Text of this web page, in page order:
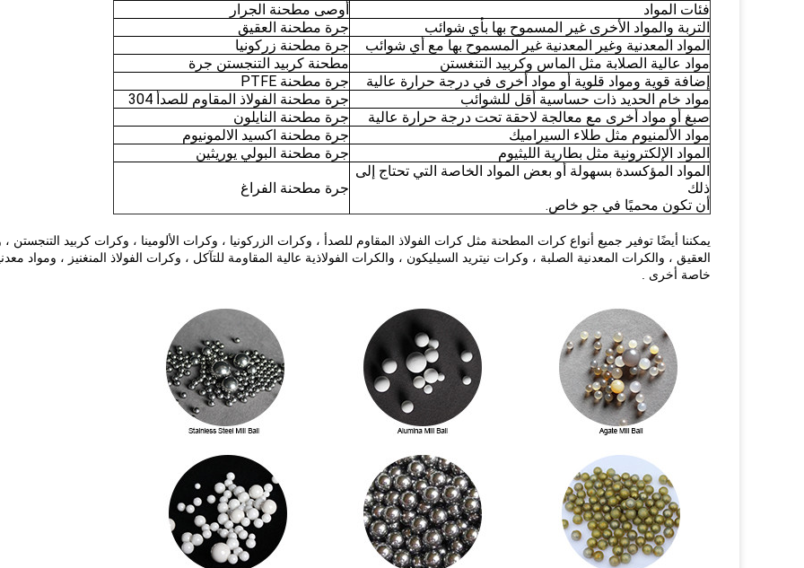
فئات المواد
أوصى مطحنة الجرار
التربة والمواد الأخرى غير المسموح بها بأي شوائب
جرة مطحنة العقيق
المواد المعدنية وغير المعدنية غير المسموح بها مع أي شوائب
جرة مطحنة زركونيا
مواد عالية الصلابة مثل الماس وكربيد التنغستن
مطحنة كربيد التنجستن جرة
إضافة قوية ومواد قلوية أو مواد أخرى في درجة حرارة عالية
جرة مطحنة PTFE
مواد خام الحديد ذات حساسية أقل للشوائب
جرة مطحنة الفولاذ المقاوم للصدأ 304
صبغ أو مواد أخرى مع معالجة لاحقة تحت درجة حرارة عالية
جرة مطحنة النايلون
مواد الألمنيوم مثل طلاء السيراميك
جرة مطحنة اكسيد الالمونيوم
المواد الإلكترونية مثل بطارية الليثيوم
جرة مطحنة البولي يوريثين
المواد المؤكسدة بسهولة أو بعض المواد الخاصة التي تحتاج إلى
ذلك
أن تكون محميًا في جو خاص.
جرة مطحنة الفراغ
يمكننا أيضًا توفير جميع أنواع كرات المطحنة مثل كرات الفولاذ المقاوم للصدأ ، وكرات الزركونيا ، وكرات الألومينا ، وكرات كربيد التنجستن
العقيق ، والكرات المعدنية الصلبة ، وكرات نيتريد السيليكون ، والكرات الفولاذية عالية المقاومة للتآكل ، وكرات الفولاذ المنغنيز ، ومواد
خاصة أخرى .